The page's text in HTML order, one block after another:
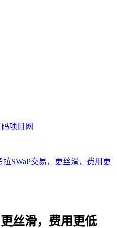
项目网
拉SWaP交易，更丝滑，费用更
丝滑，费用更低